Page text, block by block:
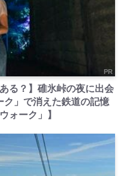
PR
る？】碓氷峠の夜に出会
ク」で消えた鉄道の記憶
ォーク」】